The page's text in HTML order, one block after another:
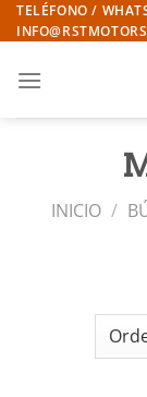
Saltar
al
TELÉFONO /
INICIO /